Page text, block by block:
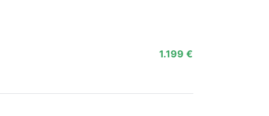
1.199 €